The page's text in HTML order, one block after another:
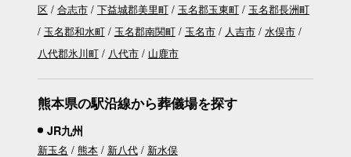
区
合志市 下益城郡美里町 玉名郡玉東町
玉名郡長洲町
玉名郡和水町
玉名郡南関町 玉名市 人吉市
水俣市
八代郡氷川町
八代市 山鹿市
熊本県の駅沿線から葬儀場を探す
JR九州
新玉名 熊本 新八代
新水俣